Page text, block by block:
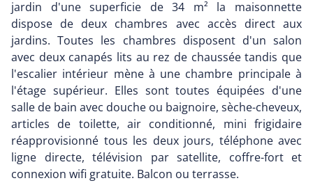
jardin d'une superficie de 34 m² la maisonnette
dispose de deux chambres avec accès direct aux
jardins. Toutes les chambres disposent d'un salon
avec deux canapés lits au rez de chaussée tandis que
l'escalier intérieur mène à une chambre principale à
l'étage supérieur. Elles sont toutes équipées d'une
salle de bain avec douche ou baignoire, sèche-cheveux,
articles de toilette, air conditionné, mini frigidaire
réapprovisionné tous les deux jours, téléphone avec
ligne directe, télévision par satellite, coffre-fort et
connexion wifi gratuite. Balcon ou terrasse.